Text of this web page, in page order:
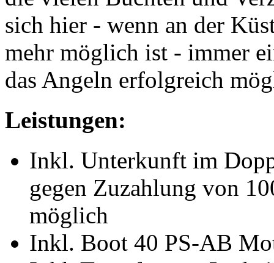
sich hier - wenn an der
mehr möglich ist - immer
das Angeln erfolgreich
Leistungen:
Inkl. Unterkunft im
gegen Zuzahlung von
möglich
Inkl. Boot 40 PS-AB